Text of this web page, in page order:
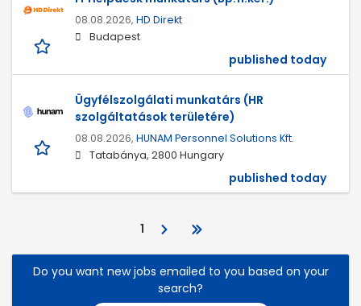
08.08.2026, HD Direkt
Budapest
published today
Ügyfélszolgálati munkatárs (HR
szolgáltatások területére)
08.08.2026, HUNAM Personnel Solutions Kft.
Tatabánya, 2800 Hungary
published today
1
Do you want new jobs emailed to you based on your
search?